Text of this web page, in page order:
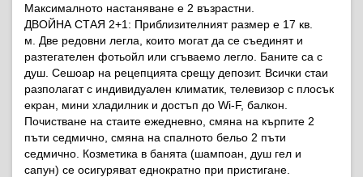
Максималното настаняване е 2 възрастни.
ДВОЙНА СТАЯ 2+1: Приблизителният размер е 17 кв.
м. Две редовни легла, които могат да се съединят и
разтегателен фотьойл или сгъваемо легло. Баните са с
душ. Сешоар на рецепцията срещу депозит. Всички стаи
разполагат с индивидуален климатик, телевизор с плосък
екран, мини хладилник и достъп до Wi-F, балкон.
Почистване на стаите ежедневно, смяна на кърпите 2
пъти седмично, смяна на спалното бельо 2 пъти
седмично. Козметика в банята (шампоан, душ гел и
сапун) се осигуряват еднократно при пристигане.